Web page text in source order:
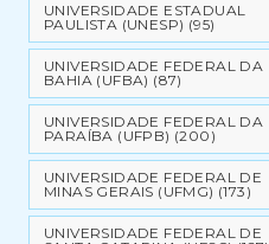
UNIVERSIDADE ESTADUAL
PAULISTA (UNESP) (95)
UNIVERSIDADE FEDERAL DA
BAHIA (UFBA) (87)
UNIVERSIDADE FEDERAL DA
PARAÍBA (UFPB) (200)
UNIVERSIDADE FEDERAL DE
MINAS GERAIS (UFMG) (173)
UNIVERSIDADE FEDERAL DE